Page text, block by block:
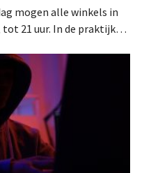
mogen alle winkels in
tot 21 uur. In de praktijk
Is er een gelijk